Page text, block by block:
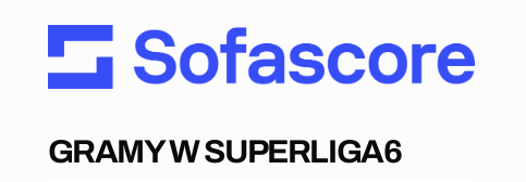
GRAMY W SUPERLIGA6